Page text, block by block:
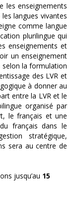
les enseignements
langues vivantes
comme langue
plurilingue qui
enseignements et
un enseignement
selon la formulation
des LVR et
à donner au
entre la LVR et le
organisé par
le français et une
français dans le
stratégique,
sera au centre de
jusqu’au 15